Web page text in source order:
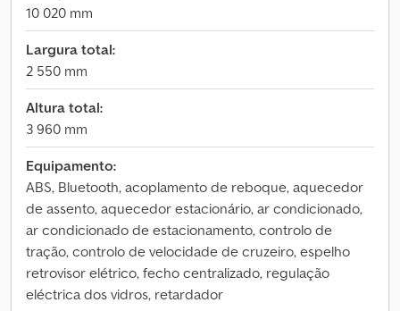
10 020 mm
Largura total:
2 550 mm
Altura total:
3 960 mm
Equipamento:
ABS, Bluetooth, acoplamento de reboque, aquecedor
de assento, aquecedor estacionário, ar condicionado,
ar condicionado de estacionamento, controlo de
tração, controlo de velocidade de cruzeiro, espelho
retrovisor elétrico, fecho centralizado, regulação
eléctrica dos vidros, retardador